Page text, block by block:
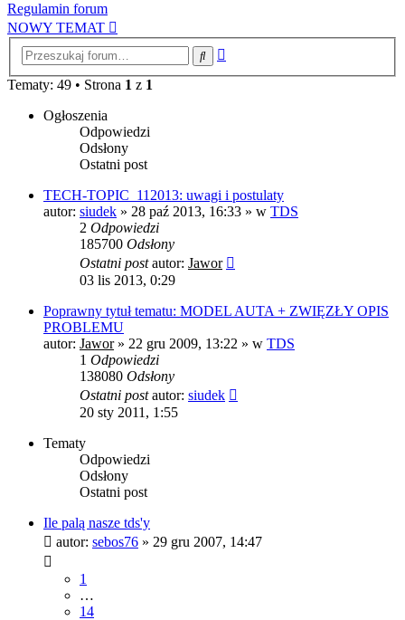
Regulamin forum
NOWY TEMAT
Szukaj
Tematy: 49 • Strona 1 z 1
Ogłoszenia
Odpowiedzi
Odsłony
Ostatni post
TECH-TOPIC_112013: uwagi i postulaty
autor: siudek » 28 paź 2013, 16:33 » w TDS
2 Odpowiedzi
185700 Odsłony
Ostatni postautor: Jawor
03 lis 2013, 0:29
Poprawny tytuł tematu: MODEL AUTA + ZWIĘZŁY OPIS
PROBLEMU
autor: Jawor» 22 gru 2009, 13:22 » w TDS
1 Odpowiedzi
138080 Odsłony
Ostatni postautor: siudek
20 sty 2011, 1:55
Tematy
Odpowiedzi
Odsłony
Ostatni post
Ile palą nasze tds'y
autor: sebos76 » 29 gru 2007, 14:47
1
…
14